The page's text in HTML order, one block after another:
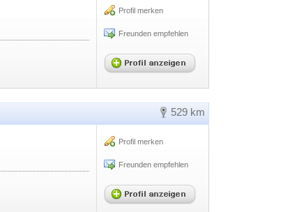
Profil merken
Freunden empfehlen
529 km
Profil merken
Freunden empfehlen